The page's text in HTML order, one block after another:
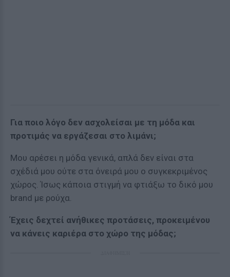
Για ποιο λόγο δεν ασχολείσαι με τη μόδα και
προτιμάς να εργάζεσαι στο λιμάνι;
Μου αρέσει η μόδα γενικά, απλά δεν είναι στα
σχέδιά μου ούτε στα όνειρά μου ο συγκεκριμένος
χώρος. Ίσως κάποια στιγμή να φτιάξω το δικό μου
brand με ρούχα.
Έχεις δεχτεί ανήθικες προτάσεις, προκειμένου
να κάνεις καριέρα στο χώρο της μόδας;